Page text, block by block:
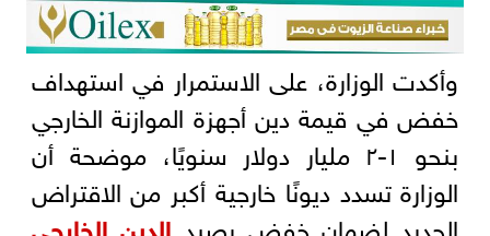
وأكدت الوزارة، على الاستمرار في استهداف
خفض في قيمة دين أجهزة الموازنة الخارجي
بنحو ١-٢ مليار دولار سنويًا، موضحة أن
الوزارة تسدد ديونًا خارجية أكبر من الاقتراض
الجديد لضمان خفض رصيد الدين الخارجي